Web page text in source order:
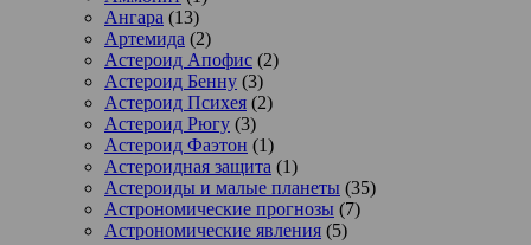
Ангара (13)
Артемида (2)
Астероид Апофис (2)
Астероид Бенну (3)
Астероид Психея (2)
Астероид Рюгу (3)
Астероид Фаэтон (1)
Астероидная защита (1)
Астероиды и малые планеты (35)
Астрономические прогнозы (7)
Астрономические явления (5)